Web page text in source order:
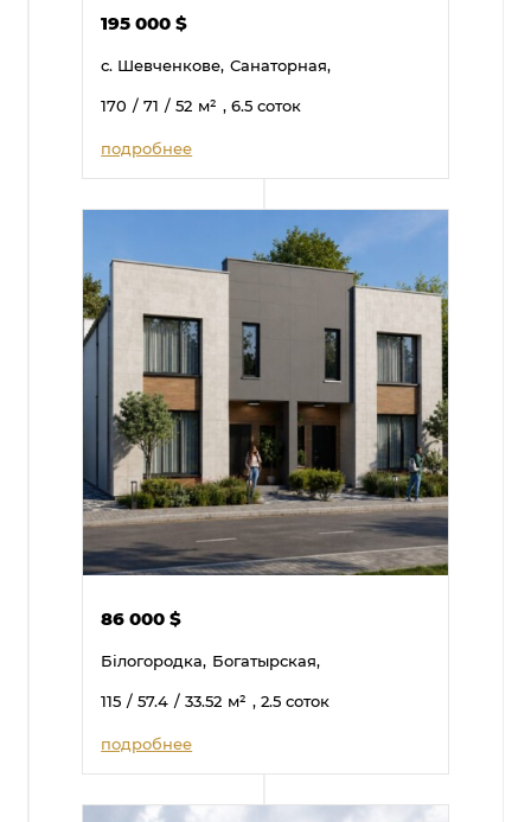
195 000$
с. Шевченкове, Санаторная,
170 / 71 / 52 м² , 6.5 соток
подробнее
86 000$
Білогородка, Богатырская,
115 / 57.4 / 33.52 м² , 2.5 соток
подробнее